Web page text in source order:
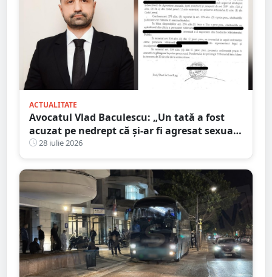
ACTUALITATE
Avocatul Vlad Baculescu: „Un tată a fost
acuzat pe nedrept că și-ar fi agresat sexual
fiica. Viața lui s-a prăbușit înainte ca
justiția să se pronunțe”
28 iulie 2026